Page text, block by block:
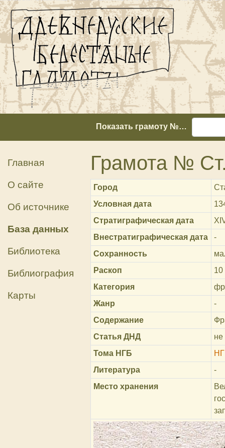
Показать грамоту №…
Главная
О сайте
Об источнике
База данных
Библиотека
Библиография
Карты
Грамота №
Город
Условная дата
Стратиграфическая дата
Внестратиграфическая дата
-
Сохранность
Раскоп
10
Категория
Жанр
-
Содержание
Статья ДНД
Тома НГБ
Литература
-
Место хранения